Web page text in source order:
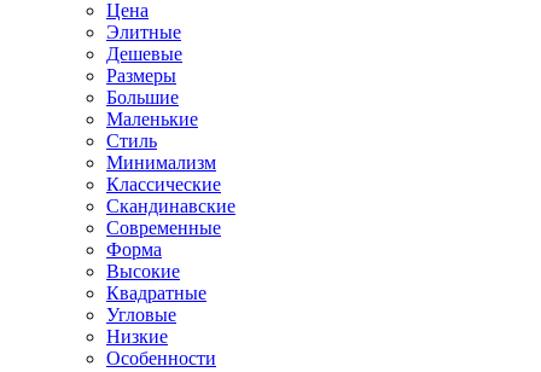
Цена
Элитные
Дешевые
Размеры
Большие
Маленькие
Стиль
Минимализм
Классические
Скандинавские
Современные
Форма
Высокие
Квадратные
Угловые
Низкие
Особенности